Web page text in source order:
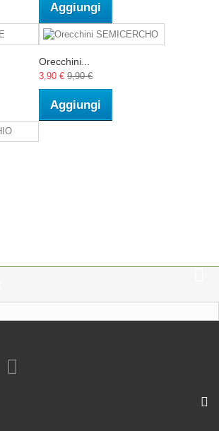
Aggiungi
Orecchini...
3,90 € 9,90 €
Aggiungi